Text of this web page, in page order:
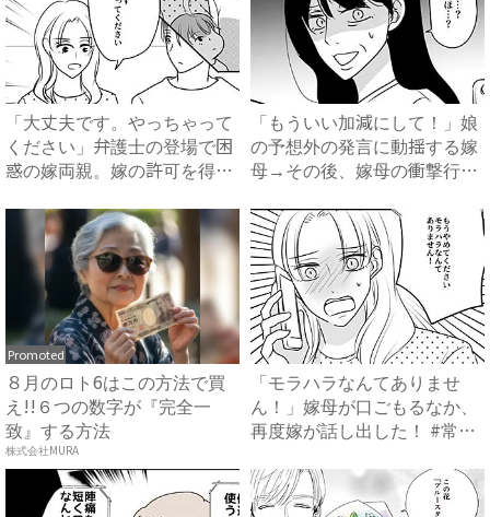
「大丈夫です。やっちゃって
ください」弁護士の登場で困
惑の嫁両親。嫁の許可を得た
「もういい加減にして！」娘
の予想外の発言に動揺する嫁
母→その後、嫁母の衝撃行動
Promoted
８月のロト6はこの方法で買
え!!６つの数字が『完全一
致』する方法
株式会社MURA
「モラハラなんてありませ
ん！」嫁母が口ごもるなか、
再度嫁が話し出した！ #常識